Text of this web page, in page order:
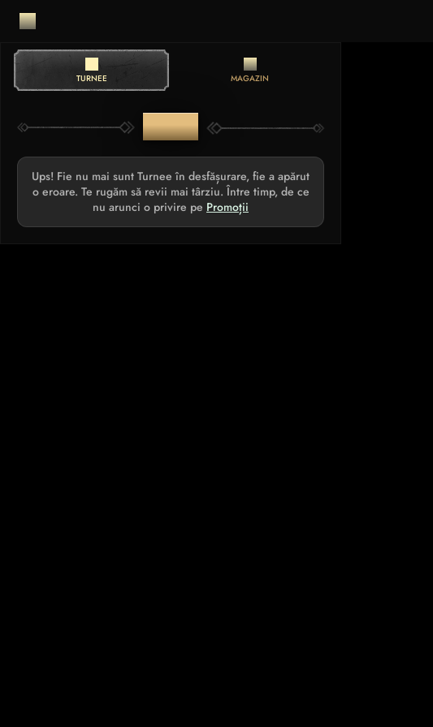
TURNEE MAGAZIN
TURNEE
Ups! Fie nu mai sunt Turnee în desfășurare, fie a apărut
o eroare. Te rugăm să revii mai târziu. Între timp, de ce
nu arunci o privire pe Promoții